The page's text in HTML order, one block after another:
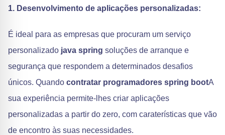
1. Desenvolvimento de aplicações personalizadas:
É ideal para as empresas que procuram um serviço
personalizado java spring soluções de arranque e
segurança que respondem a determinados desafios
únicos. Quando contratar programadores spring bootA
sua experiência permite-lhes criar aplicações
personalizadas a partir do zero, com caraterísticas que vão
de encontro às suas necessidades.